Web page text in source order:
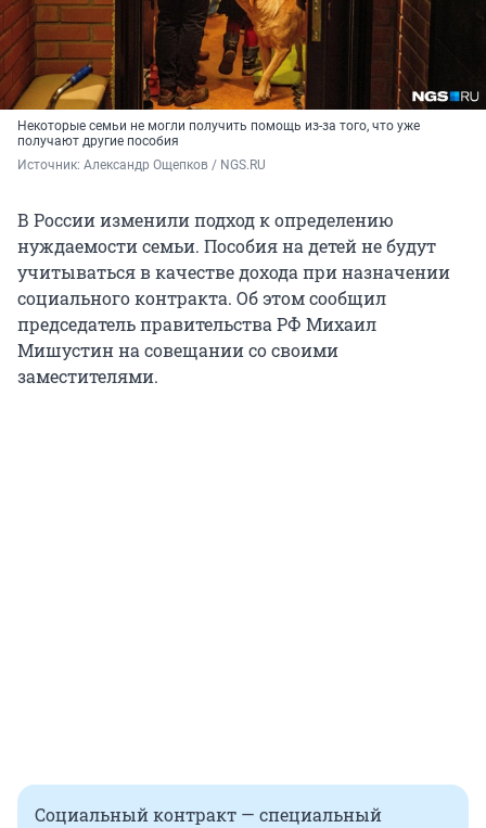
Некоторые семьи не могли получить помощь из-за того, что уже
получают другие пособия
Источник: Александр Ощепков / NGS.RU
В России изменили подход к определению
нуждаемости семьи. Пособия на детей не будут
учитываться в качестве дохода при назначении
социального контракта. Об этом сообщил
председатель правительства РФ Михаил
Мишустин на совещании со своими
заместителями.
Социальный контракт — специальный